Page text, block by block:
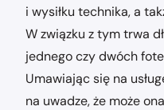
i wysiłku technika, a
W związku z tym trwa
jednego czy dwóch
Umawiając się na
na uwadze, że może